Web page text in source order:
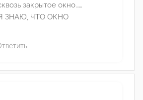
закрытое окно……
Я ЗНАЮ, ЧТО ОКНО